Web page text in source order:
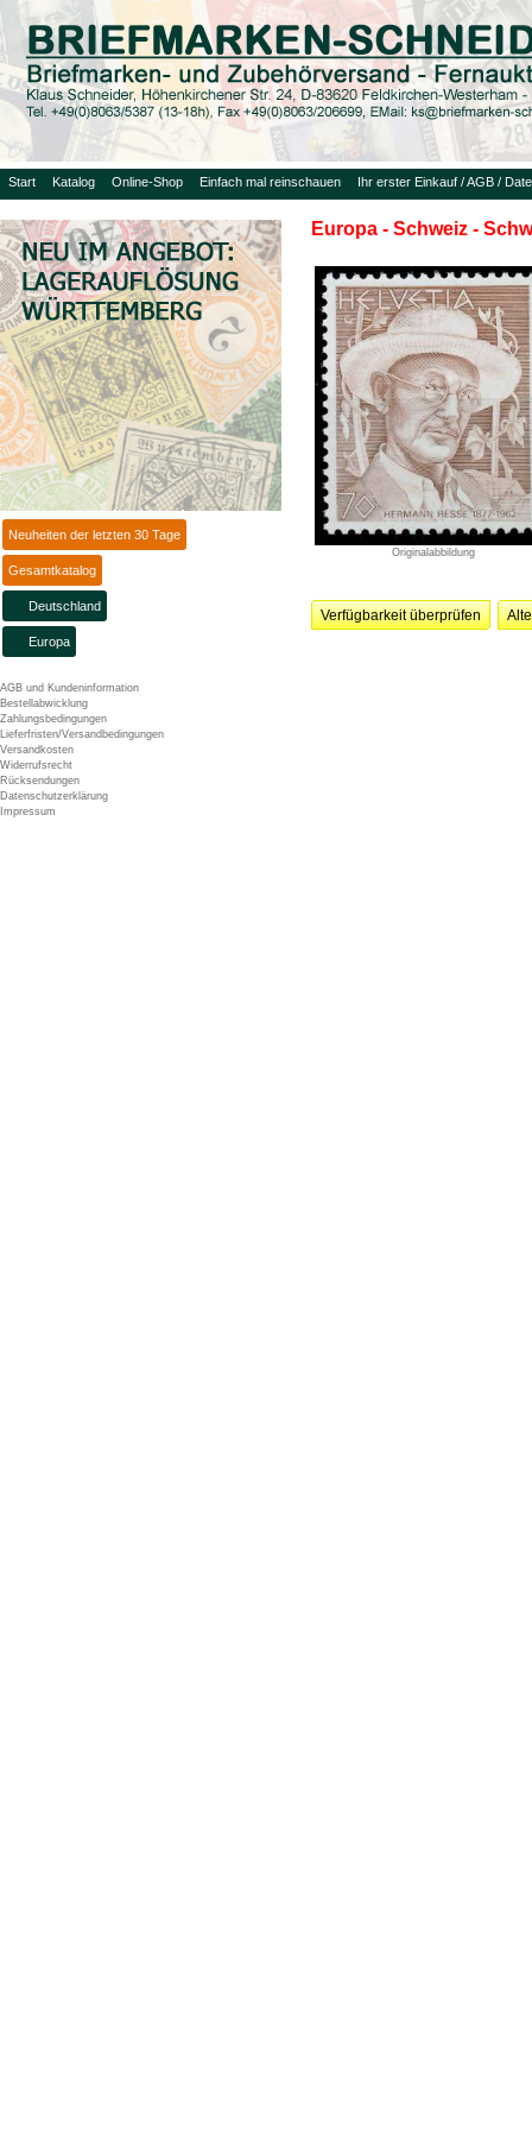
Start Katalog Online-Shop Einfach mal reinschauen Ihr erster Einkauf / AGB /
Neuheiten der letzten 30 Tage
Gesamtkatalog
Deutschland
Europa
AGB und Kundeninformation
Bestellabwicklung
Zahlungsbedingungen
Lieferfristen/Versandbedingungen
Versandkosten
Widerrufsrecht
Rücksendungen
Datenschutzerklärung
Impressum
Europa - Schweiz -
Originalabbildung
Verfügbarkeit überprüfen